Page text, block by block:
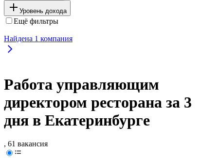
Уровень дохода
Ещё фильтры
Найдена 1 компания
Работа управляющим
директором ресторана за 3
дня в Екатеринбурге
, 61 вакансия